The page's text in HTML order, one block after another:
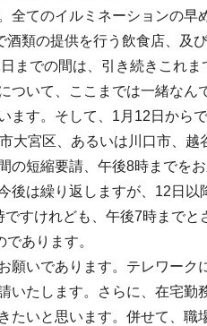
全てのイルミネーションの早
類の提供を行う飲食店、及
までの間は、引き続きこれ
ついて、ここまでは一緒な
ます。そして、1月12日から
大宮区、あるいは川口市、
の短縮要請、午後8時までを
後は繰り返しますが、12日
すけれども、午後7時まで
あります。
願いであります。テレワー
いたします。さらに、在宅
たいと思います。併せて、